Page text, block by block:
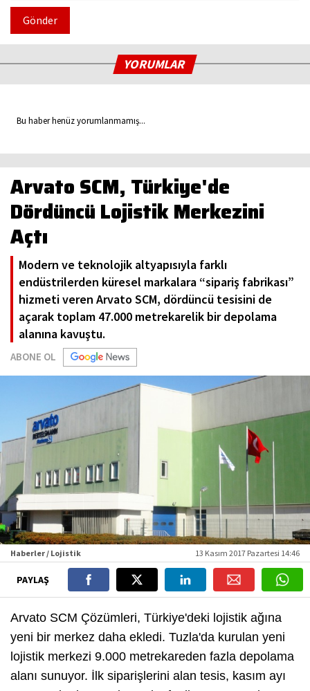
Gönder
YORUMLAR
Bu haber henüz yorumlanmamış...
Arvato SCM, Türkiye'de
Dördüncü Lojistik Merkezini
Açtı
Modern ve teknolojik altyapısıyla farklı
endüstrilerden küresel markalara “sipariş fabrikası”
hizmeti veren Arvato SCM, dördüncü tesisini de
açarak toplam 47.000 metrekarelik bir depolama
alanına kavuştu.
ABONE OL
Haberler / Lojistik 13 Kasım 2017 Pazartesi 14:46
PAYLAŞ
Arvato SCM Çözümleri, Türkiye'deki lojistik ağına
yeni bir merkez daha ekledi. Tuzla'da kurulan yeni
lojistik merkezi 9.000 metrekareden fazla depolama
alanı sunuyor. İlk siparişlerini alan tesis, kasım ayı